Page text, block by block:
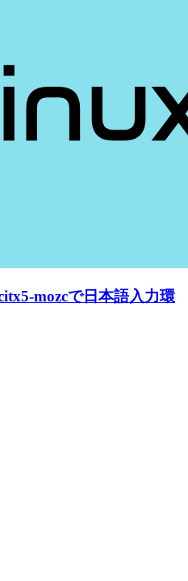
mozcで日本語入力環